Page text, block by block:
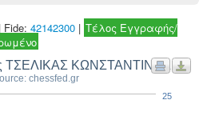
42142300 | Τέλος Εγγραφής/
ΤΣΕΛΙΚΑΣ ΚΩΝΣΤΑΝΤΙΝΟΣ
chessfed.gr
25